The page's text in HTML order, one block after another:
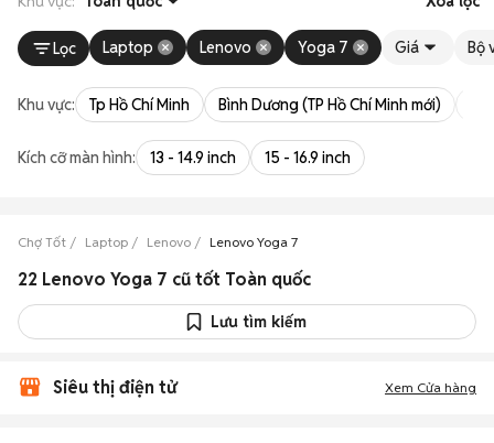
Lọc Laptop Lenovo Yoga 7 Giá Bộ
Khu vực: Tp Hồ Chí Minh Bình Dương (TP Hồ Chí Minh mới)
Kích cỡ màn hình: 13 - 14.9 inch 15 - 16.9 inch
Chợ Tốt Laptop Lenovo Lenovo Yoga 7
22 Lenovo Yoga 7 cũ tốt Toàn quốc
Lưu tìm kiếm
Siêu thị điện tử Xem Cửa hàng